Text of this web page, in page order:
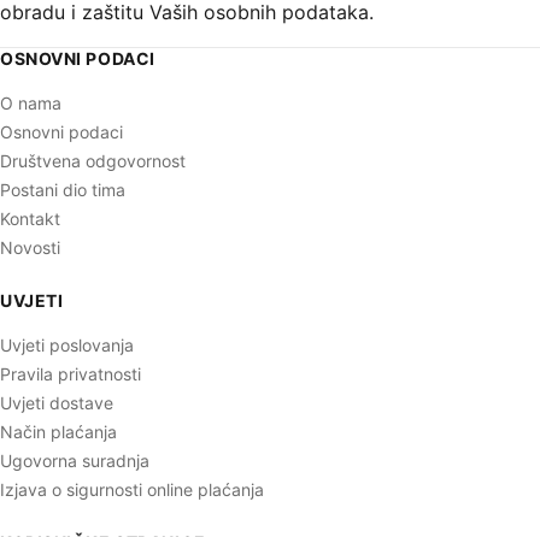
obradu i zaštitu Vaših osobnih podataka.
OSNOVNI PODACI
O nama
Osnovni podaci
Društvena odgovornost
Postani dio tima
Kontakt
Novosti
UVJETI
Uvjeti poslovanja
Pravila privatnosti
Uvjeti dostave
Način plaćanja
Ugovorna suradnja
Izjava o sigurnosti online plaćanja